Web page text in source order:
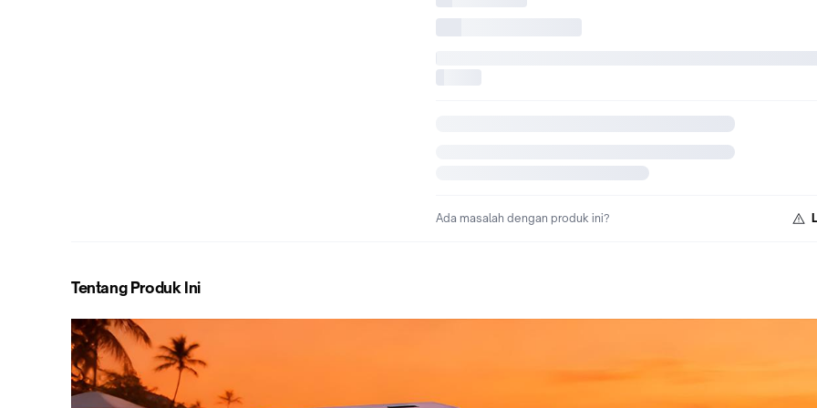
Ada masalah dengan produk ini?
Tentang Produk Ini